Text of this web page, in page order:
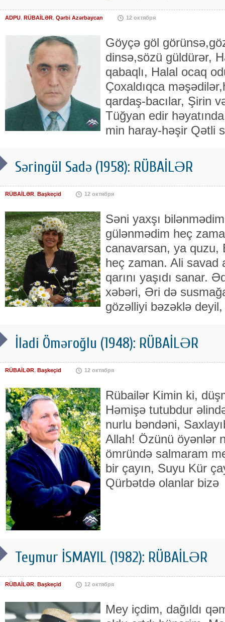
ADPU, RÜBAİLƏR, Qərbi Azərbaycan 12 октября
Göyçə göl
dinsə,sözü güldürər,
qabaqlı, Halal ocaq
Çoxaldıqca
qardaş-bacılar, Şirin
Tüğyan edir
min haray-həşir Qətli
Səringül Sadə (1958): RÜBAİLƏR
RÜBAİLƏR, Başkeçid 12 октября
Səni yaxşı
gülənmədim heç
canavarsan, ya quzu,
heç zaman. Ali savad
qarını yaşıdı sanar.
xəbəri, Əri də
gözəlliyi bəzəklə deyil,
İladi Öməroğlu (1948): RÜBAİLƏR
RÜBAİLƏR, Başkeçid 12 октября
Rübailər Kimin ki,
Həmişə tutubdur
nurlu bəndəni,
Allah! Özünü öyənlər
ömründə salmaram
bir çayın, Suyu Kür
Qürbətdə olanlar bizə
Teymur İSMAYIL (1982): RÜBAİLƏR
RÜBAİLƏR, Başkeçid 12 октября
Mey içdim, dağıldı